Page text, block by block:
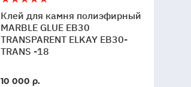
для
камня
полиэфирный
MARBLE
EB30
Клей для камня полиэфирный
MARBLE GLUE EB30
TRANSPARENT ELKAY EB30-
TRANS -18
10 000 р.